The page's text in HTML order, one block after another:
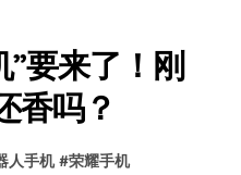
要来了！刚
香吗？
人手机 #荣耀手机